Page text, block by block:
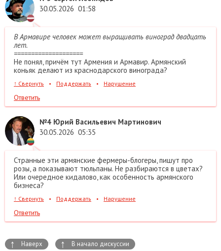
30.05.2026 01:58
В Армавире человек может выращивать виноград двадцать
лет.
====================
Не понял, причём тут Армения и Армавир. Армянский
коньяк делают из краснодарского винограда?
↑ Свернуть • Поддержать • Нарушение
Ответить
№4 Юрий Васильевич Мартинович
30.05.2026 05:35
Странные эти армянские фермеры-блогеры, пишут про
розы, а показывают тюльпаны. Не разбираются в цветах?
Или очередное кидалово, как особенность армянского
бизнеса?
↑ Свернуть • Поддержать • Нарушение
Ответить
↑ Наверх ↑ В начало дискуссии